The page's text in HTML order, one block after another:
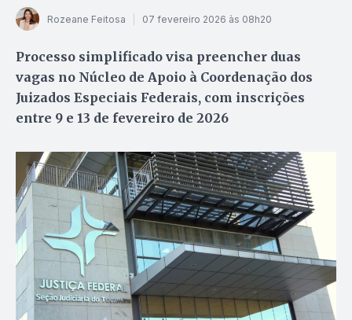
Rozeane Feitosa 07 fevereiro 2026 às 08h20
Processo simplificado visa preencher duas
vagas no Núcleo de Apoio à Coordenação dos
Juizados Especiais Federais, com inscrições
entre 9 e 13 de fevereiro de 2026